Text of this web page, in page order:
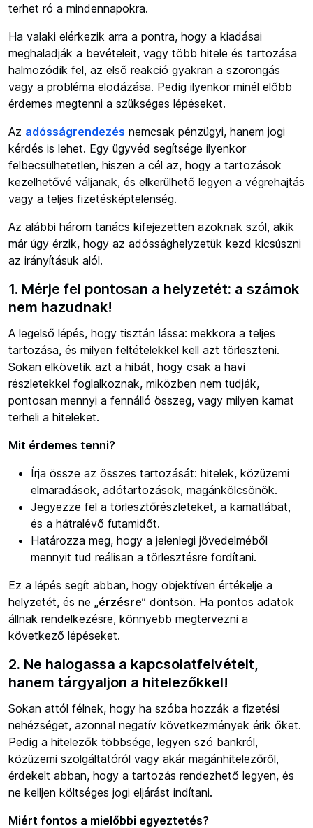
terhet ró a mindennapokra.
Ha valaki elérkezik arra a pontra, hogy a kiadásai
meghaladják a bevételeit, vagy több hitele és tartozása
halmozódik fel, az első reakció gyakran a szorongás
vagy a probléma elodázása. Pedig ilyenkor minél előbb
érdemes megtenni a szükséges lépéseket.
Az adósságrendezés nemcsak pénzügyi, hanem jogi
kérdés is lehet. Egy ügyvéd segítsége ilyenkor
felbecsülhetetlen, hiszen a cél az, hogy a tartozások
kezelhetővé váljanak, és elkerülhető legyen a végrehajtás
vagy a teljes fizetésképtelenség.
Az alábbi három tanács kifejezetten azoknak szól, akik
már úgy érzik, hogy az adóssághelyzetük kezd kicsúszni
az irányításuk alól.
1. Mérje fel pontosan a helyzetét: a számok
nem hazudnak!
A legelső lépés, hogy tisztán lássa: mekkora a teljes
tartozása, és milyen feltételekkel kell azt törleszteni.
Sokan elkövetik azt a hibát, hogy csak a havi
részletekkel foglalkoznak, miközben nem tudják,
pontosan mennyi a fennálló összeg, vagy milyen kamat
terheli a hiteleket.
Mit érdemes tenni?
Írja össze az összes tartozását: hitelek, közüzemi
elmaradások, adótartozások, magánkölcsönök.
Jegyezze fel a törlesztőrészleteket, a kamatlábat,
és a hátralévő futamidőt.
Határozza meg, hogy a jelenlegi jövedelméből
mennyit tud reálisan a törlesztésre fordítani.
Ez a lépés segít abban, hogy objektíven értékelje a
helyzetét, és ne „ érzésre” döntsön. Ha pontos adatok
állnak rendelkezésre, könnyebb megtervezni a
következő lépéseket.
2. Ne halogassa a kapcsolatfelvételt,
hanem tárgyaljon a hitelezőkkel!
Sokan attól félnek, hogy ha szóba hozzák a fizetési
nehézséget, azonnal negatív következmények érik őket.
Pedig a hitelezők többsége, legyen szó bankról,
közüzemi szolgáltatóról vagy akár magánhitelezőről,
érdekelt abban, hogy a tartozás rendezhető legyen, és
ne kelljen költséges jogi eljárást indítani.
Miért fontos a mielőbbi egyeztetés?